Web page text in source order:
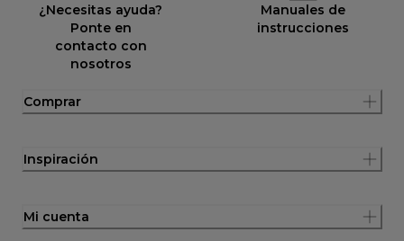
¿Necesitas ayuda?
Ponte en
contacto con
nosotros
Manuales de
instrucciones
Comprar
Inspiración
Mi cuenta